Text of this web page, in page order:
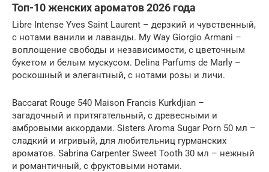
Топ-10 женских ароматов 2026 года
Libre Intense Yves Saint Laurent – дерзкий и чувственный,
с нотами ванили и лаванды. My Way Giorgio Armani –
воплощение свободы и независимости, с цветочным
букетом и белым мускусом. Delina Parfums de Marly –
роскошный и элегантный, с нотами розы и личи.
Baccarat Rouge 540 Maison Francis Kurkdjian –
загадочный и притягательный, с древесными и
амбровыми аккордами. Sisters Aroma Sugar Porn 50 мл –
сладкий и игривый, для любительниц гурманских
ароматов. Sabrina Carpenter Sweet Tooth 30 мл – нежный
и романтичный, с фруктовыми нотами.